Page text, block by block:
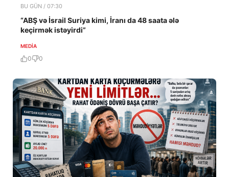
BU GÜN / 07:30
“ABŞ və İsrail Suriya kimi, İranı da 48 saata ələ
keçirmək istəyirdi”
MEDİA
0 0